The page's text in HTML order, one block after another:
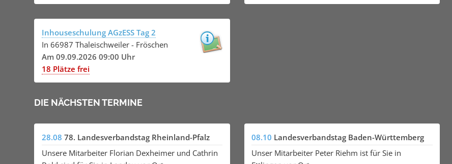
Inhouseschulung AGzESS Tag 2
In 66987 Thaleischweiler - Fröschen
Am 09.09.2026 09:00 Uhr
18 Plätze frei
DIE NÄCHSTEN TERMINE
28.08 78. Landesverbandstag Rheinland-Pfalz
Unsere Mitarbeiter Florian Dexheimer und Cathrin
08.10 Landesverbandstag Baden-Württemberg
Unser Mitarbeiter Peter Riehm ist für Sie in